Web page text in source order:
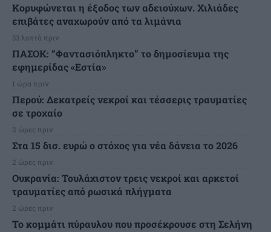
Κορυφώνεται η έξοδος των αδειούχων. Χιλιάδες
επιβάτες αναχωρούν από τα λιμάνια
53 λεπτά πριν
ΠΑΣΟΚ: “Φαντασιόπληκτο” το δημοσίευμα της
εφημερίδας «Εστία»
1 ώρα πριν
Περού: Δεκατρείς νεκροί και τέσσερις τραυματίες
σε τροχαίο
2 ώρες πριν
Στα 15 δισ. ευρώ ο στόχος για νέα δάνεια το 2026
2 ώρες πριν
Ουκρανία: Τουλάχιστον τρεις νεκροί και αρκετοί
τραυματίες από ρωσικά πλήγματα
2 ώρες πριν
Το κομμάτι πύραυλου που προσέκρουσε στη Σελήνη